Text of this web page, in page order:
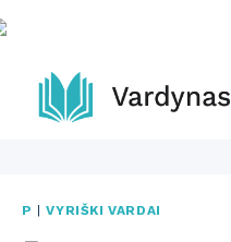
Skip
to
content
P |VYRIŠKI VARDAI